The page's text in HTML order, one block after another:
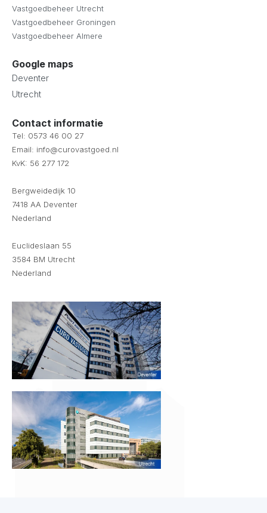
Vastgoedbeheer Utrecht
Vastgoedbeheer Groningen
Vastgoedbeheer Almere
Google maps
Deventer
Utrecht
Contact informatie
Tel: 0573 46 00 27
Email: info@curovastgoed.nl
KvK: 56 277 172
Bergweidedijk 10
7418 AA Deventer
Nederland
Euclideslaan 55
3584 BM Utrecht
Nederland